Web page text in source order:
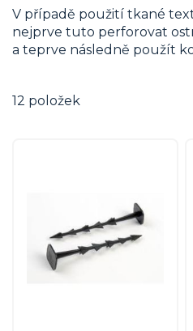
V případě použití tkané
nejprve tuto perforovat
a teprve následně použít
12 položek